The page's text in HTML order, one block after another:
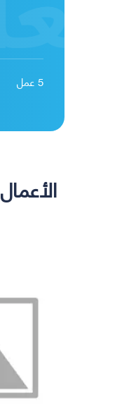
5عمل
الأعمال